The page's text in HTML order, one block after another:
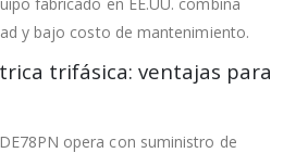
y bajo costo de mantenimiento.
trifásica: ventajas para
opera con suministro de